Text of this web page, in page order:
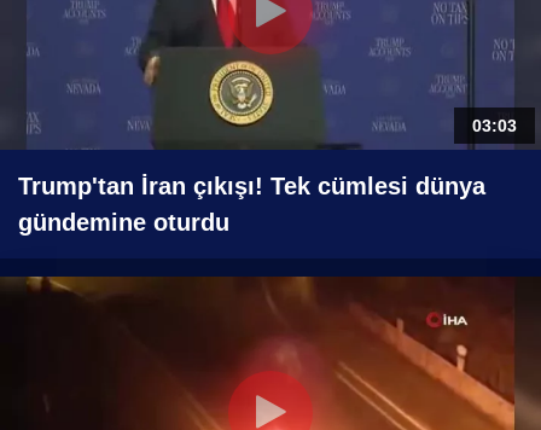
03:03
Trump'tan İran çıkışı! Tek cümlesi dünya
gündemine oturdu